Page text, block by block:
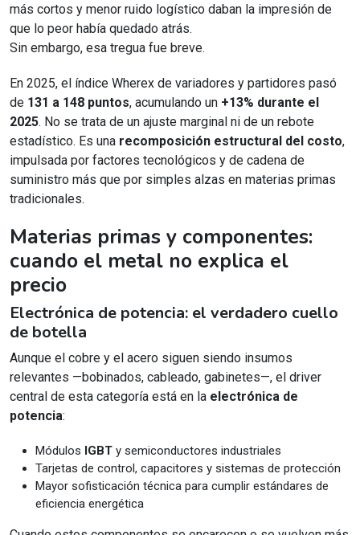
más cortos y menor ruido logístico daban la impresión de
que lo peor había quedado atrás.
Sin embargo, esa tregua fue breve.
En 2025, el índice Wherex de variadores y partidores pasó
de 131 a 148 puntos, acumulando un +13% durante el
2025. No se trata de un ajuste marginal ni de un rebote
estadístico. Es una recomposición estructural del costo,
impulsada por factores tecnológicos y de cadena de
suministro más que por simples alzas en materias primas
tradicionales.
Materias primas y componentes:
cuando el metal no explica el
precio
Electrónica de potencia: el verdadero cuello
de botella
Aunque el cobre y el acero siguen siendo insumos
relevantes —bobinados, cableado, gabinetes—, el driver
central de esta categoría está en la electrónica de
potencia:
Módulos IGBT y semiconductores industriales
Tarjetas de control, capacitores y sistemas de protección
Mayor sofisticación técnica para cumplir estándares de
eficiencia energética